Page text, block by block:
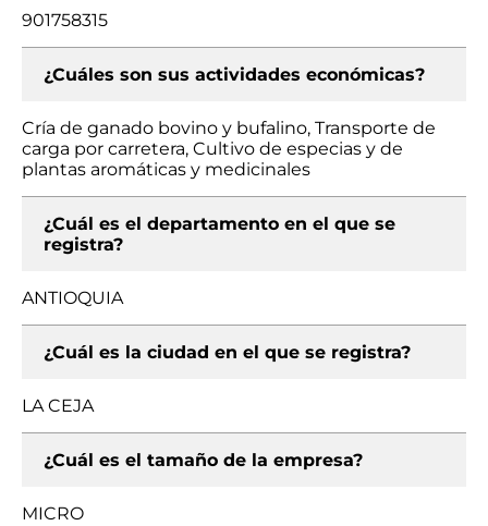
901758315
¿Cuáles son sus actividades económicas?
Cría de ganado bovino y bufalino, Transporte de
carga por carretera, Cultivo de especias y de
plantas aromáticas y medicinales
¿Cuál es el departamento en el que se
registra?
ANTIOQUIA
¿Cuál es la ciudad en el que se registra?
LA CEJA
¿Cuál es el tamaño de la empresa?
MICRO